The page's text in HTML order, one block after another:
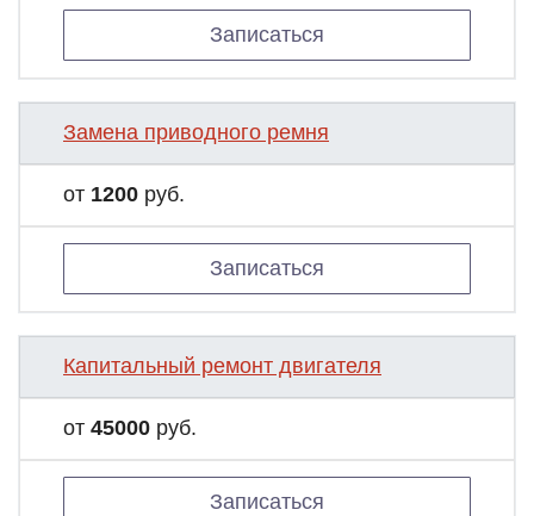
Записаться
Замена приводного ремня
от 1200 руб.
Записаться
Капитальный ремонт двигателя
от 45000 руб.
Записаться